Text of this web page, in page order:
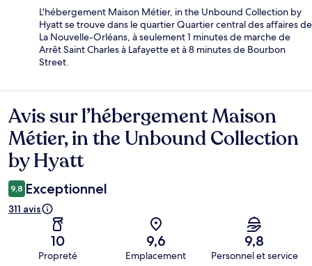
L'hébergement Maison Métier, in the Unbound Collection by
Hyatt se trouve dans le quartier Quartier central des affaires de
La Nouvelle-Orléans, à seulement 1 minutes de marche de
Arrêt Saint Charles à Lafayette et à 8 minutes de Bourbon
Street.
Avis
Avis sur l’hébergement Maison
Métier, in the Unbound Collection
by Hyatt
9,8 Exceptionnel
311 avis
10
Propreté
9,6
Emplacement
9,8
Personnel et service